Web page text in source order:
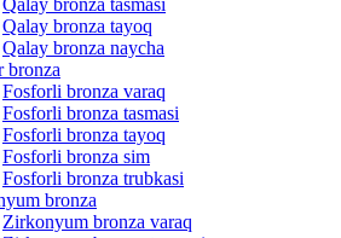
Qalay bronza tasmasi
Qalay bronza tayoq
Qalay bronza naycha
bronza
Fosforli bronza varaq
Fosforli bronza tasmasi
Fosforli bronza tayoq
Fosforli bronza sim
Fosforli bronza trubkasi
bronza
Zirkonyum bronza varaq